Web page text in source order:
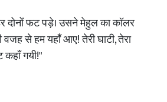
दोनों फट पड़े। उसने मेहुल का कॉलर
से हम यहाँ आए! तेरी घाटी, तेरा
कहाँ गयी!"